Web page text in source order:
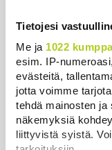
Tietojesi
Me ja 1022
esim. IP-
evästeitä,
jotta voimme
tehdä mainosten ja
näkemyksiä
liittyvistä syistä.
venäläinen
Uutiset | 8.8.2026 16:19
Sikarutto tuo
metsästyskausi
Uutiset | 8.8.2026 15:00
Bulgariassa on